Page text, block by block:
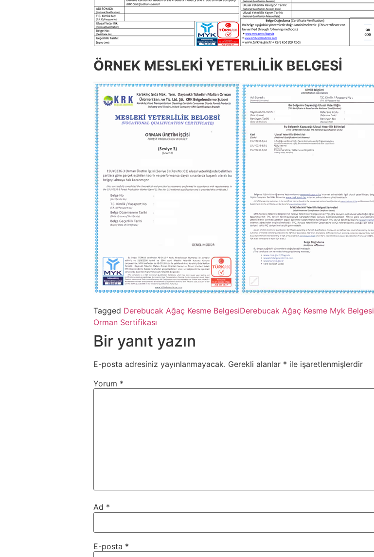
ÖRNEK MESLEKİ YETERLİLİK BELGESİ
Tagged Derebucak Ağaç Kesme BelgesiDerebucak Ağaç Kesme Myk Belgesi
Orman Sertifikası
Bir yanıt yazın
E-posta adresiniz yayınlanmayacak. Gerekli alanlar * ile işaretlenmişlerdir
Yorum *
Ad *
E-posta *